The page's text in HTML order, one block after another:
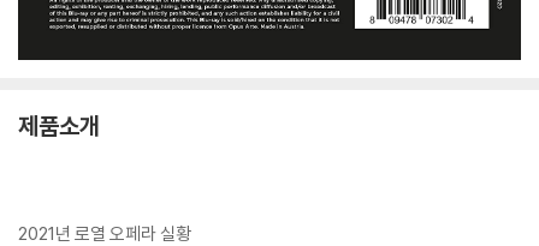
제품소개
2021년 로열 오페라 실황